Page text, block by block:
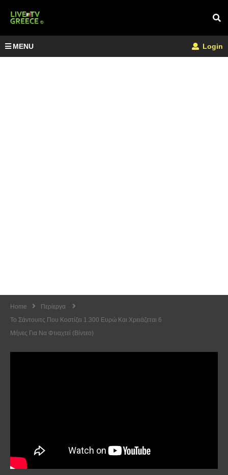
MENU Login
Home
Περίεργα
Το Σάντουιτς Που Κοστίζει 1.300 Ευρώ Και Χρειάζεται 6
Μήνες Για Να Φτιαχτεί (Βίντεο)